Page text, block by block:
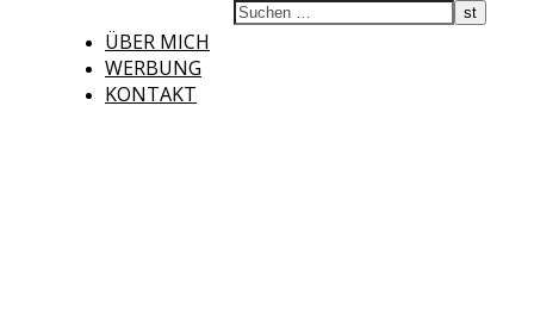
ÜBER MICH
WERBUNG
KONTAKT